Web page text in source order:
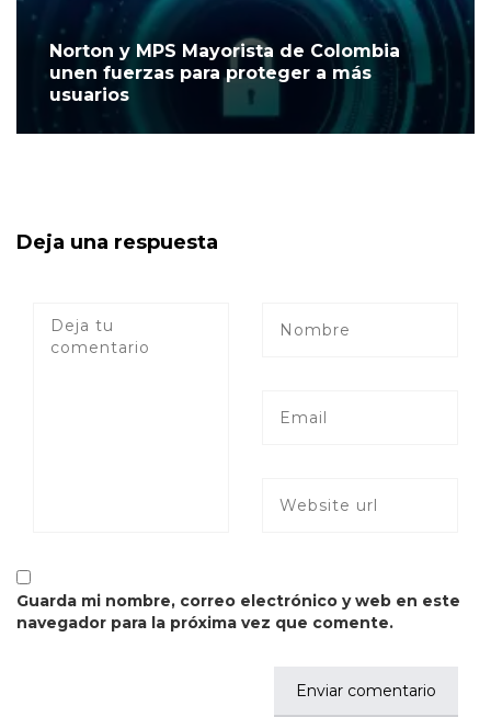
Norton y MPS Mayorista de Colombia
unen fuerzas para proteger a más
usuarios
Deja una respuesta
Guarda mi nombre, correo electrónico y web en este
navegador para la próxima vez que comente.